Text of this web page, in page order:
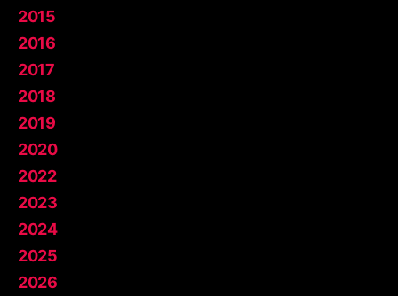
2015
2016
2017
2018
2019
2020
2022
2023
2024
2025
2026